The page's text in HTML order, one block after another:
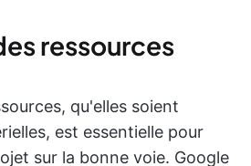
ressources
qu'elles soient
est essentielle pour
sur la bonne voie. Google